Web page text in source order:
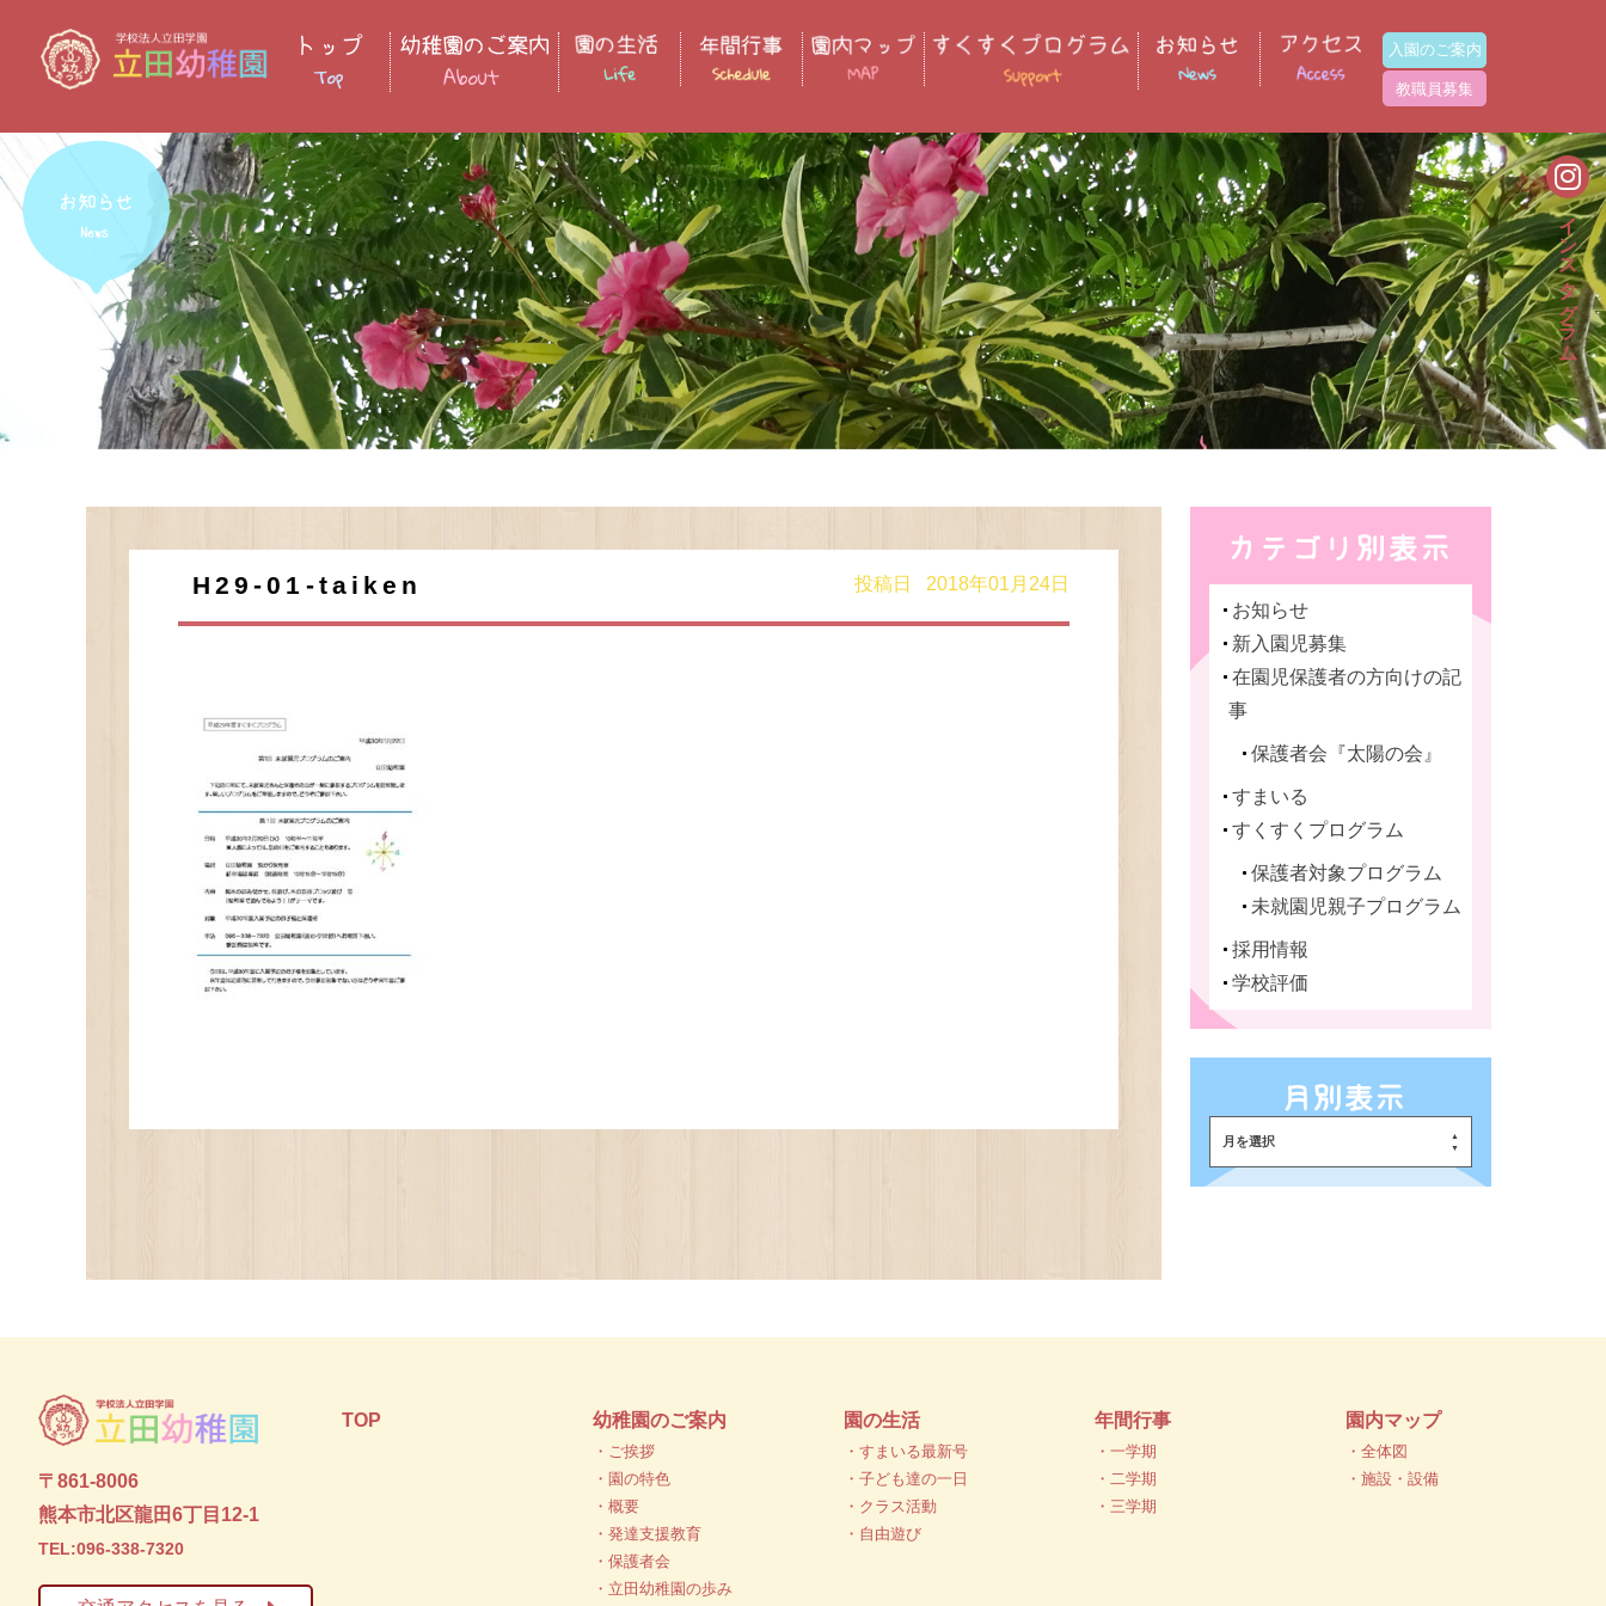
入園のご案内
教職員募集
H29-01-taiken
投稿日 2018年01月24日
お知らせ
新入園児募集
在園児保護者の方向けの記
事
保護者会『太陽の会』
すまいる
すくすくプログラム
保護者対象プログラム
未就園児親子プログラム
採用情報
学校評価
月を選択
インスタグラム
〒861-8006
熊本市北区龍田6丁目12-1
TEL:096-338-7320
TOP 幼稚園のご案内
・ご挨拶
・園の特色
・概要
・発達支援教育
・保護者会
・立田幼稚園の歩み
園の生活
・すまいる最新号
・子ども達の一日
・クラス活動
・自由遊び
年間行事
・一学期
・二学期
・三学期
園内マップ
・全体図
・施設・設備